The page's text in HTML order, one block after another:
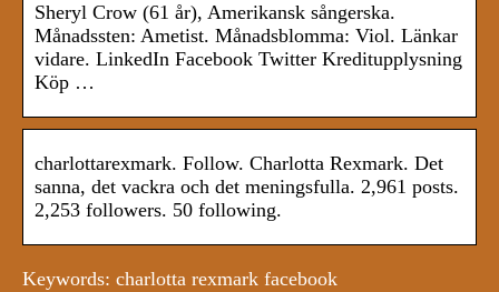
Sheryl Crow (61 år), Amerikansk sångerska.
Månadssten: Ametist. Månadsblomma: Viol. Länkar
vidare. LinkedIn Facebook Twitter Kreditupplysning
Köp …
charlottarexmark. Follow. Charlotta Rexmark. Det
sanna, det vackra och det meningsfulla. 2,961 posts.
2,253 followers. 50 following.
Keywords: charlotta rexmark facebook